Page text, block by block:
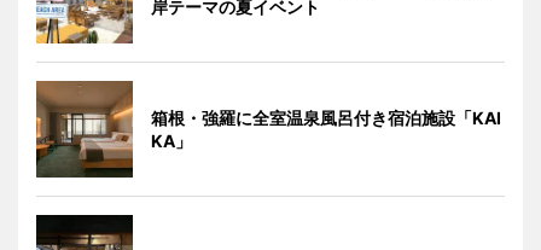
岸テーマの夏イベント
箱根・強羅に全室温泉風呂付き宿泊施設「KAI
KA」